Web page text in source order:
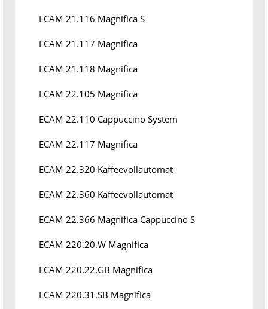
ECAM 21.116 Magnifica S
ECAM 21.117 Magnifica
ECAM 21.118 Magnifica
ECAM 22.105 Magnifica
ECAM 22.110 Cappuccino System
ECAM 22.117 Magnifica
ECAM 22.320 Kaffeevollautomat
ECAM 22.360 Kaffeevollautomat
ECAM 22.366 Magnifica Cappuccino S
ECAM 220.20.W Magnifica
ECAM 220.22.GB Magnifica
ECAM 220.31.SB Magnifica